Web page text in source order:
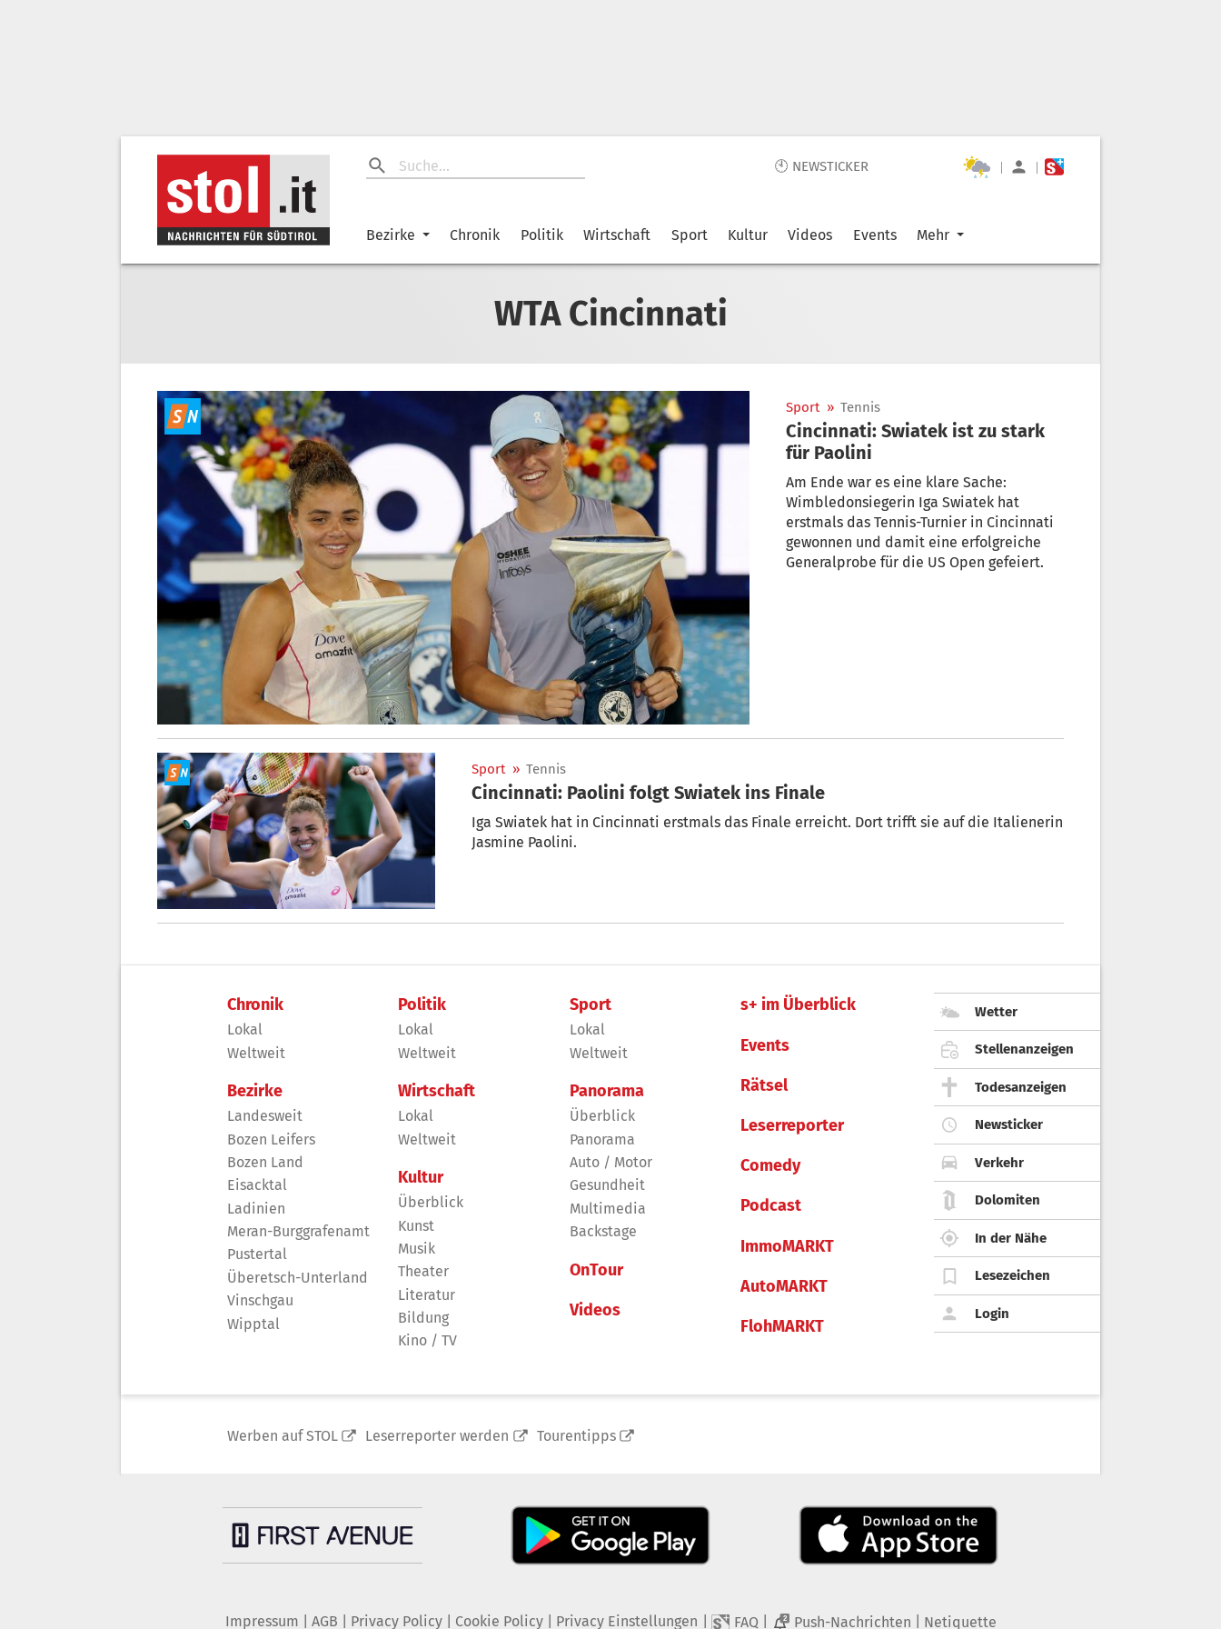
🕙 NEWSTICKER | |
Bezirke Chronik Politik Wirtschaft Sport Kultur Videos Events Mehr
WTA Cincinnati
Sport » Tennis
Cincinnati: Swiatek ist zu stark
für Paolini
Am Ende war es eine klare Sache:
Wimbledonsiegerin Iga Swiatek hat
erstmals das Tennis-Turnier in Cincinnati
gewonnen und damit eine erfolgreiche
Generalprobe für die US Open gefeiert.
Sport » Tennis
Cincinnati: Paolini folgt Swiatek ins Finale
Iga Swiatek hat in Cincinnati erstmals das Finale erreicht. Dort trifft sie auf die Italienerin
Jasmine Paolini.
Chronik
Lokal
Weltweit
Bezirke
Landesweit
Bozen Leifers
Bozen Land
Eisacktal
Ladinien
Meran-Burggrafenamt
Pustertal
Überetsch-Unterland
Vinschgau
Wipptal
Politik
Lokal
Weltweit
Wirtschaft
Lokal
Weltweit
Kultur
Überblick
Kunst
Musik
Theater
Literatur
Bildung
Kino / TV
Sport
Lokal
Weltweit
Panorama
Überblick
Panorama
Auto / Motor
Gesundheit
Multimedia
Backstage
OnTour
Videos
s+ im Überblick
Events
Rätsel
Leserreporter
Comedy
Podcast
ImmoMARKT
AutoMARKT
FlohMARKT
Wetter
Stellenanzeigen
Todesanzeigen
Newsticker
Verkehr
Dolomiten
In der Nähe
Lesezeichen
Login
Werben auf STOL Leserreporter werden Tourentipps
Impressum AGB Privacy Policy| Cookie Policy| Privacy Einstellungen FAQ 2 Push-Nachrichten Netiquette